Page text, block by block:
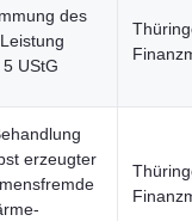
des
UStG
erzeugter